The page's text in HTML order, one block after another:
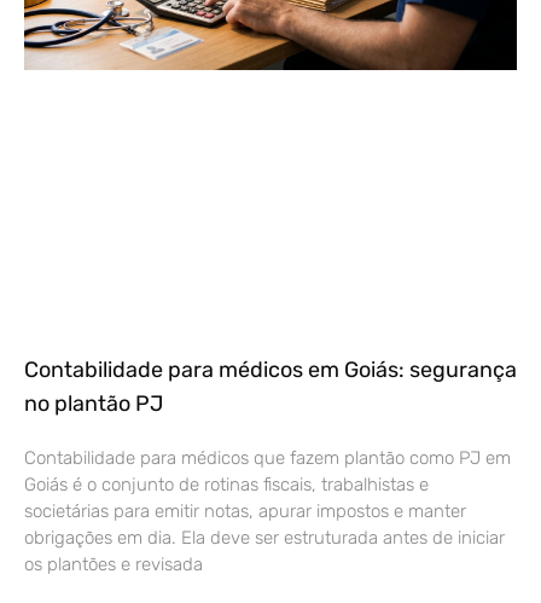
Contabilidade para médicos em Goiás: segurança
no plantão PJ
Contabilidade para médicos que fazem plantão como PJ em
Goiás é o conjunto de rotinas fiscais, trabalhistas e
societárias para emitir notas, apurar impostos e manter
obrigações em dia. Ela deve ser estruturada antes de iniciar
os plantões e revisada